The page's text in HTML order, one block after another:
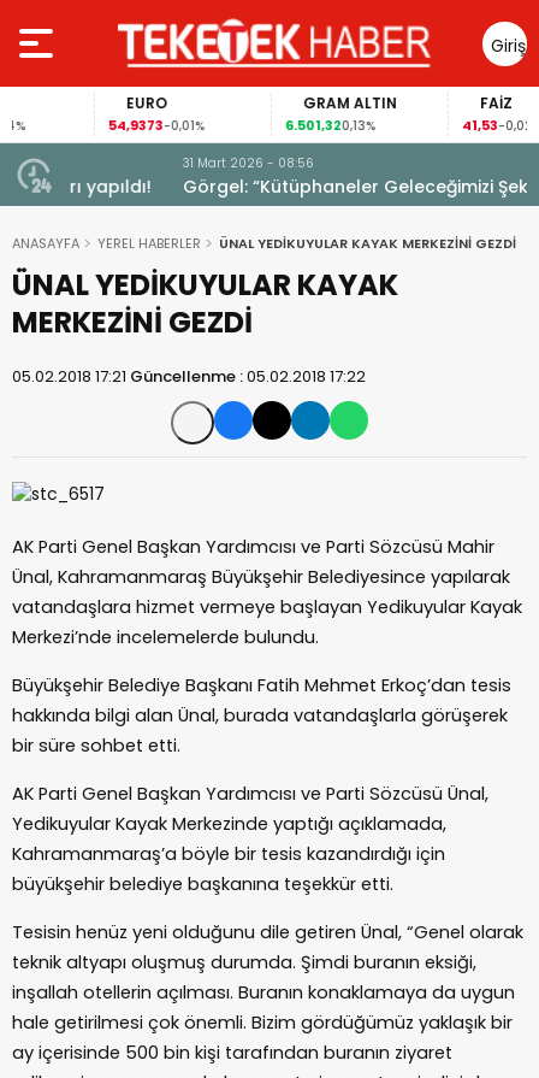
Giriş
Yap
EURO
54,9373-0,01%
GRAM ALTIN
6.501,320,13%
FAİZ
41,53-0,02%
31 Mart 2026 - 08:56
Görgel: “Kütüphaneler Geleceğimizi Şekillendiriyor”
ANASAYFA YEREL HABERLER ÜNAL YEDİKUYULAR KAYAK MERKEZİNİ GEZDİ
ÜNAL YEDİKUYULAR KAYAK
MERKEZİNİ GEZDİ
05.02.2018 17:21 Güncellenme :05.02.2018 17:22
AK Parti Genel Başkan Yardımcısı ve Parti Sözcüsü Mahir
Ünal, Kahramanmaraş Büyükşehir Belediyesince yapılarak
vatandaşlara hizmet vermeye başlayan Yedikuyular Kayak
Merkezi’nde incelemelerde bulundu.
Büyükşehir Belediye Başkanı Fatih Mehmet Erkoç’dan tesis
hakkında bilgi alan Ünal, burada vatandaşlarla görüşerek
bir süre sohbet etti.
AK Parti Genel Başkan Yardımcısı ve Parti Sözcüsü Ünal,
Yedikuyular Kayak Merkezinde yaptığı açıklamada,
Kahramanmaraş’a böyle bir tesis kazandırdığı için
büyükşehir belediye başkanına teşekkür etti.
Tesisin henüz yeni olduğunu dile getiren Ünal, “Genel olarak
teknik altyapı oluşmuş durumda. Şimdi buranın eksiği,
inşallah otellerin açılması. Buranın konaklamaya da uygun
hale getirilmesi çok önemli. Bizim gördüğümüz yaklaşık bir
ay içerisinde 500 bin kişi tarafından buranın ziyaret